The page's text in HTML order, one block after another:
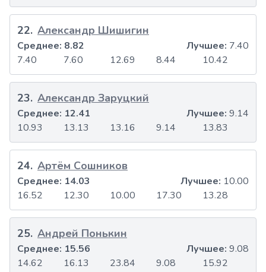
22. Александр Шишигин
7.40 7.60 12.69 8.44 10.42
Среднее: 8.82 Лучшее: 7.40
23. Александр Заруцкий
10.93 13.13 13.16 9.14 13.83
Среднее: 12.41 Лучшее: 9.14
24. Артём Сошников
16.52 12.30 10.00 17.30 13.28
Среднее: 14.03 Лучшее: 10.00
25. Андрей Понькин
14.62 16.13 23.84 9.08 15.92
Среднее: 15.56 Лучшее: 9.08